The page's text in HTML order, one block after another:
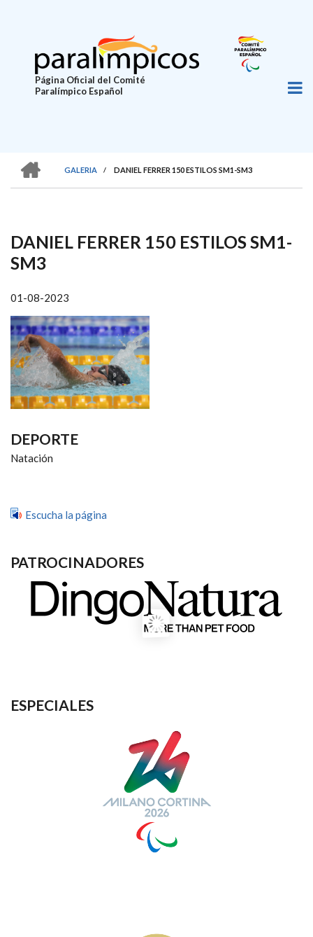
principal
Página Oficial del Comité
Paralímpico Español
SOBRESCRIBIR
DE
AYUDA
A
LA
NAVEGACIÓN
GALERIA
/ DANIEL FERRER 150 ESTILOS SM1-SM3
DANIEL FERRER 150 ESTILOS SM1-
SM3
01-08-2023
DEPORTE
Natación
Escucha la página
PATROCINADORES
ESPECIALES